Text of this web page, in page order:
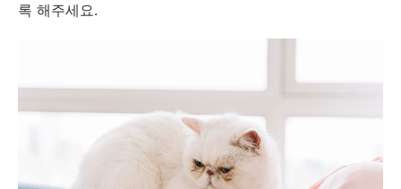
록 해주세요.